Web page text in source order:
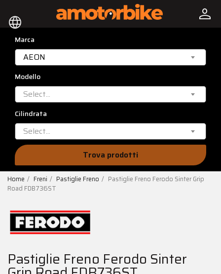
language person
Marca
AEON
Modello
Select...
Cilindrata
Select...
Trova prodotti
Home Freni Pastiglie Freno
Pastiglie Freno Ferodo Sinter Grip
Road FDB736ST
Pastiglie Freno Ferodo Sinter